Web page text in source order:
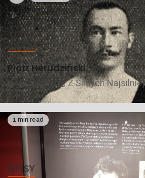
WPISY
Piotr Herudziński
29 maja 2022 Z Silnych
1 min read
WPISY